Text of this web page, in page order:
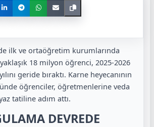
ilk ve ortaöğretim kurumlarında
18 milyon öğrenci, 2025-2026
geride bıraktı. Karne heyecanının
öğrenciler, öğretmenlerine veda
tatiline adım attı.
DEVREDE